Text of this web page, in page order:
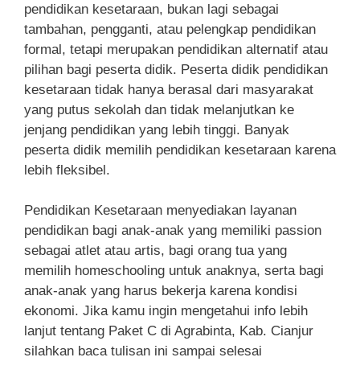
pendidikan kesetaraan, bukan lagi sebagai
tambahan, pengganti, atau pelengkap pendidikan
formal, tetapi merupakan pendidikan alternatif atau
pilihan bagi peserta didik. Peserta didik pendidikan
kesetaraan tidak hanya berasal dari masyarakat
yang putus sekolah dan tidak melanjutkan ke
jenjang pendidikan yang lebih tinggi. Banyak
peserta didik memilih pendidikan kesetaraan karena
lebih fleksibel.
Pendidikan Kesetaraan menyediakan layanan
pendidikan bagi anak-anak yang memiliki passion
sebagai atlet atau artis, bagi orang tua yang
memilih homeschooling untuk anaknya, serta bagi
anak-anak yang harus bekerja karena kondisi
ekonomi. Jika kamu ingin mengetahui info lebih
lanjut tentang Paket C di Agrabinta, Kab. Cianjur
silahkan baca tulisan ini sampai selesai